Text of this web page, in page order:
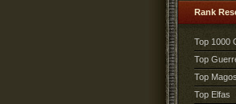
Rank
Top 1000
Top
Top Magos
Top Elfas